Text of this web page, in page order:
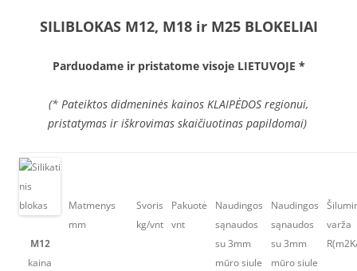
SILIBLOKAS M12, M18 ir M25 BLOKELIAI
Parduodame ir pristatome visoje LIETUVOJE *
(* Pateiktos didmeninės kainos KLAIPĖDOS regionui,
pristatymas ir iškrovimas skaičiuotinas papildomai)
M12
kaina
Matmenys
mm
Svoris
kg/vnt
Pakuotė
vnt
Naudingos
sąnaudos
su 3mm
mūro siule
Naudingos
sąnaudos
su 3mm
mūro siule
varža